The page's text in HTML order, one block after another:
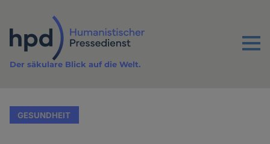
Inhalt
Menu
Der säkulare Blick auf die Welt.
GESUNDHEIT